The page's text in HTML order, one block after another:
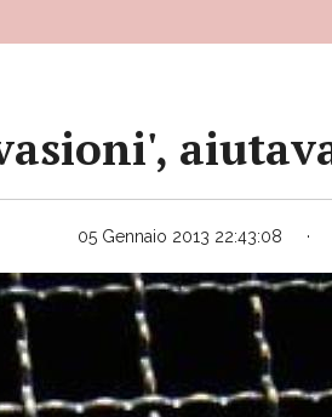
05 Gennaio 2013 22:43:08